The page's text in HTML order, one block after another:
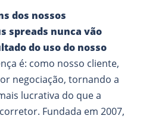
dos nossos
spreads nunca vão
do uso do nosso
é: como nosso cliente,
negociação, tornando a
lucrativa do que a
Fundada em 2007,